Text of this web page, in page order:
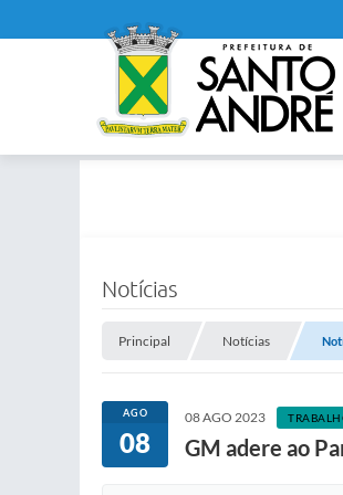
Notícias
Principal Notícias
AGO
08
08 AGO 2023
GM adere ao